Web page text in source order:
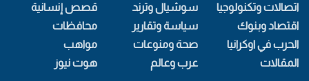
اتصالات وتكنولوجيا
اقتصاد وبنوك
الحرب في اوكرانيا
المقالات
سوشيال وترند
سياسة وتقارير
صحة ومنوعات
عرب وعالم
قصص إنسانية
محافظات
مواهب
هوت نيوز